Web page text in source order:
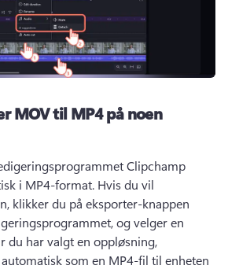
MOV til MP4 på noen
Clipchamp
i MP4-format. Hvis du vil
klikker du på eksporter-knappen
og velger en
du har valgt en oppløsning,
som en MP4-fil til enheten